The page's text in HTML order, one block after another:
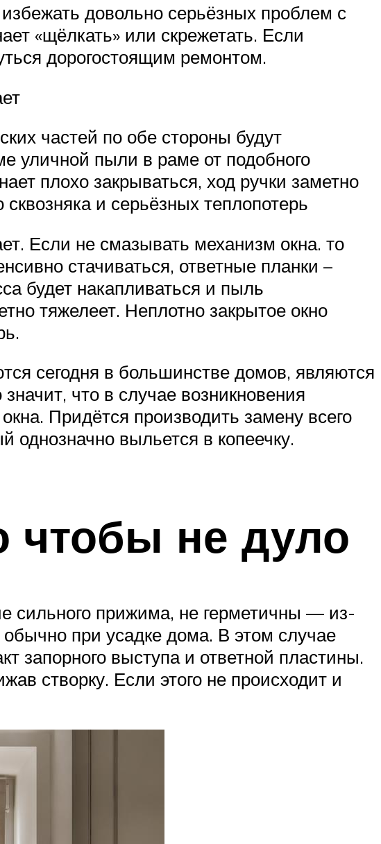
довольно серьёзных проблем с
«щёлкать» или скрежетать. Если
дорогостоящим ремонтом.
частей по обе стороны будут
уличной пыли в раме от подобного
плохо закрываться, ход ручки заметно
и серьёзных теплопотерь
Если не смазывать механизм окна. то
стачиваться, ответные планки –
будет накапливаться и пыль
тяжелеет. Неплотно закрытое окно
сегодня в большинстве домов, являются
что в случае возникновения
Придётся производить замену всего
однозначно выльется в копеечку.
чтобы не дуло
сильного прижима, не герметичны — из-
обычно при усадке дома. В этом случае
запорного выступа и ответной пластины.
створку. Если этого не происходит и